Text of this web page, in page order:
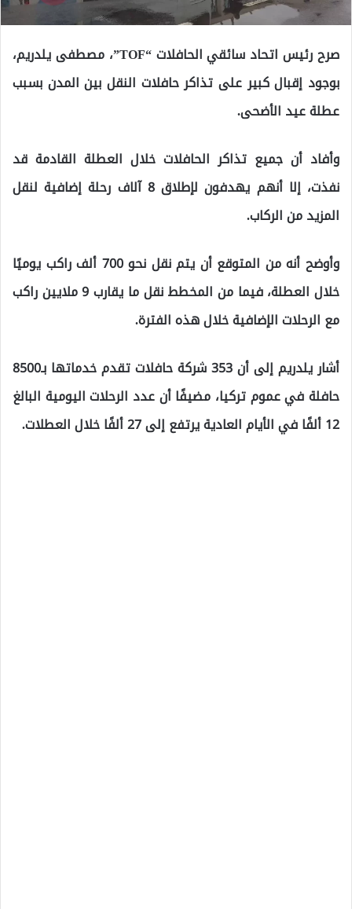
صرح رئيس اتحاد سائقي الحافلات “TOF”، مصطفى يلدريم،
بوجود إقبال كبير على تذاكر حافلات النقل بين المدن بسبب
عطلة عيد الأضحى.
وأفاد أن جميع تذاكر الحافلات خلال العطلة القادمة قد
نفذت، إلا أنهم يهدفون لإطلاق 8 آلاف رحلة إضافية لنقل
المزيد من الركاب.
وأوضح أنه من المتوقع أن يتم نقل نحو 700 ألف راكب يوميًا
خلال العطلة، فيما من المخطط نقل ما يقارب 9 ملايين راكب
مع الرحلات الإضافية خلال هذه الفترة.
أشار يلدريم إلى أن 353 شركة حافلات تقدم خدماتها بـ8500
حافلة في عموم تركيا، مضيفًا أن عدد الرحلات اليومية البالغ
12 ألفًا في الأيام العادية يرتفع إلى 27 ألفًا خلال العطلات.